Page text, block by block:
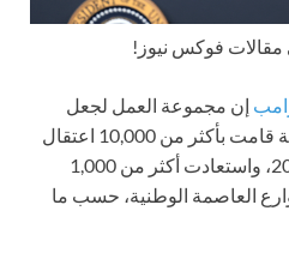
مقالات فوكس نيوز!
إن مجموعة العمل لجعل
واشنطن العاصمة آمنة وجميلة قامت بأكثر من 10,000 اعتقال
منذ إطلاقها في أغسطس 2025، واستعادت أكثر من 1,000
العاصمة الوطنية، حسب ما